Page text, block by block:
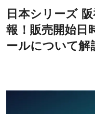
日本シリーズ
報！販売開始日
ールについて解